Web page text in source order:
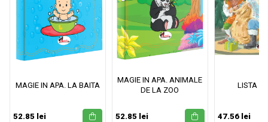
MAGIE IN APA. LA BAITA
52.85 lei
MAGIE IN APA. ANIMALE
DE LA ZOO
52.85 lei
LISTA
47.56 lei